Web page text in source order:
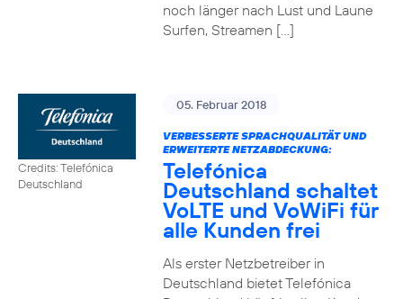
noch länger nach Lust und Laune
Surfen, Streamen […]
Credits: Telefónica
Deutschland
05. Februar 2018
VERBESSERTE SPRACHQUALITÄT UND
ERWEITERTE NETZABDECKUNG:
Telefónica
Deutschland schaltet
VoLTE und VoWiFi für
alle Kunden frei
Als erster Netzbetreiber in
Deutschland bietet Telefónica